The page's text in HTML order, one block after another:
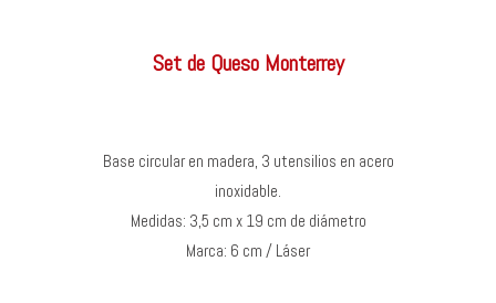
Set de Queso Monterrey
Base circular en madera, 3 utensilios en acero
inoxidable.
Medidas: 3,5 cm x 19 cm de diámetro
Marca: 6 cm / Láser